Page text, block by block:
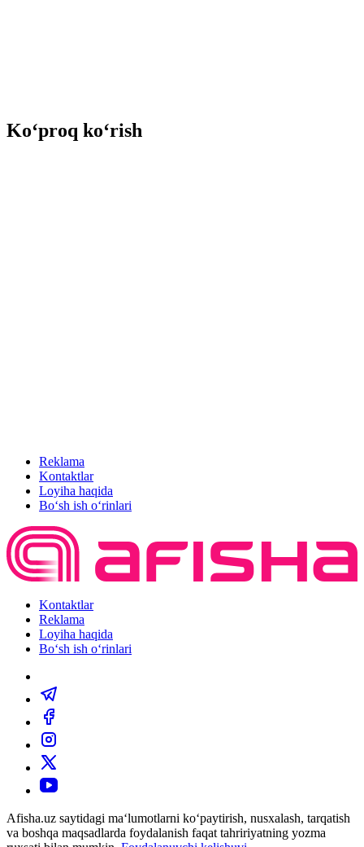
Ko‘proq ko‘rish
Reklama
Kontaktlar
Loyiha haqida
Bo‘sh ish o‘rinlari
Kontaktlar
Reklama
Loyiha haqida
Bo‘sh ish o‘rinlari
Afisha.uz saytidagi ma‘lumotlarni ko‘paytirish, nusxalash, tarqatish
va boshqa maqsadlarda foydalanish faqat tahririyatning yozma